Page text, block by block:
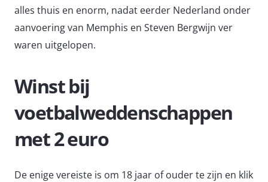
alles thuis en enorm, nadat eerder Nederland onder
aanvoering van Memphis en Steven Bergwijn ver
waren uitgelopen.
Winst bij
voetbalweddenschappen
met 2 euro
De enige vereiste is om 18 jaar of ouder te zijn en klik